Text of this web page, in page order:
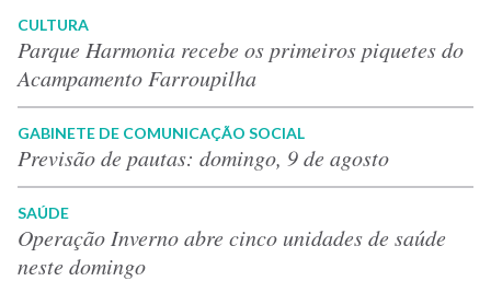
CULTURA
Parque Harmonia recebe os primeiros piquetes do
Acampamento Farroupilha
GABINETE DE COMUNICAÇÃO SOCIAL
Previsão de pautas: domingo, 9 de agosto
SAÚDE
Operação Inverno abre cinco unidades de saúde
neste domingo